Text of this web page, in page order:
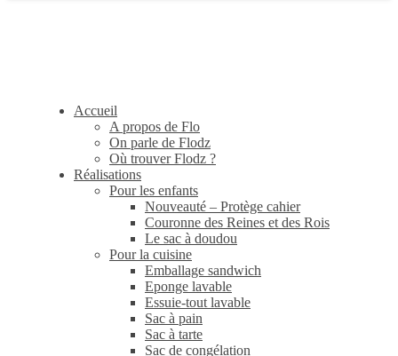
Accueil
A propos de Flo
On parle de Flodz
Où trouver Flodz ?
Réalisations
Pour les enfants
Nouveauté – Protège cahier
Couronne des Reines et des Rois
Le sac à doudou
Pour la cuisine
Emballage sandwich
Eponge lavable
Essuie-tout lavable
Sac à pain
Sac à tarte
Sac de congélation